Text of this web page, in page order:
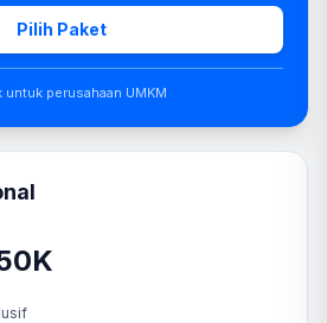
Pilih Paket
untuk perusahaan UMKM